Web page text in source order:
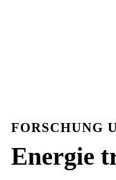
FORSCHUNG
Energie